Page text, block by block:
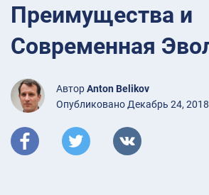
Преимущества и
Современная
АвторAnton Belikov
Опубликовано Декабрь 24, 2018